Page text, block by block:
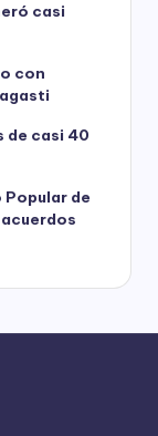
casi
con
de casi 40
Popular de